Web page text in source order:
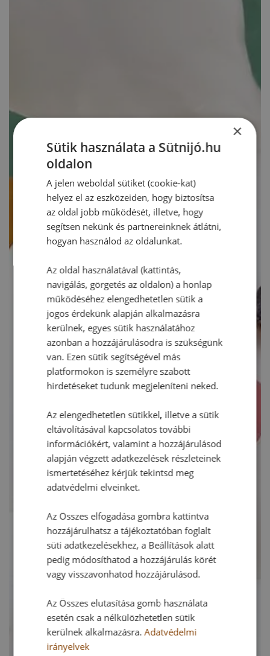
×
Sütik használata a Sütnijó.hu
oldalon
A jelen weboldal sütiket (cookie-kat)
helyez el az eszközeiden, hogy biztosítsa
az oldal jobb működését, illetve, hogy
segítsen nekünk és partnereinknek átlátni,
hogyan használod az oldalunkat.
Az oldal használatával (kattintás,
navigálás, görgetés az oldalon) a honlap
működéséhez elengedhetetlen sütik a
jogos érdekünk alapján alkalmazásra
kerülnek, egyes sütik használatához
azonban a hozzájárulásodra is szükségünk
van. Ezen sütik segítségével más
platformokon is személyre szabott
hirdetéseket tudunk megjeleníteni neked.
Az elengedhetetlen sütikkel, illetve a sütik
eltávolításával kapcsolatos további
információkért, valamint a hozzájárulásod
alapján végzett adatkezelések részleteinek
ismertetéséhez kérjük tekintsd meg
adatvédelmi elveinket.
Az Összes elfogadása gombra kattintva
hozzájárulhatsz a tájékoztatóban foglalt
süti adatkezelésekhez, a Beállítások alatt
pedig módosíthatod a hozzájárulás körét
vagy visszavonhatod hozzájárulásod.
Az Összes elutasítása gomb használata
esetén csak a nélkülözhetetlen sütik
kerülnek alkalmazásra.Adatvédelmi
irányelvek